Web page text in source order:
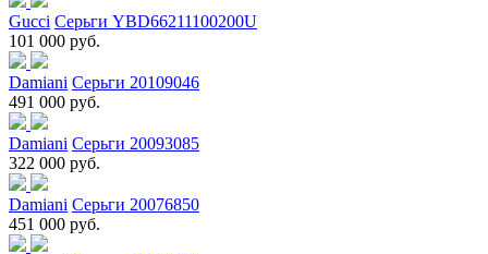
Gucci Серьги YBD66211100200U
101 000 руб.
Damiani Серьги 20109046
491 000 руб.
Damiani Серьги 20093085
322 000 руб.
Damiani Серьги 20076850
451 000 руб.